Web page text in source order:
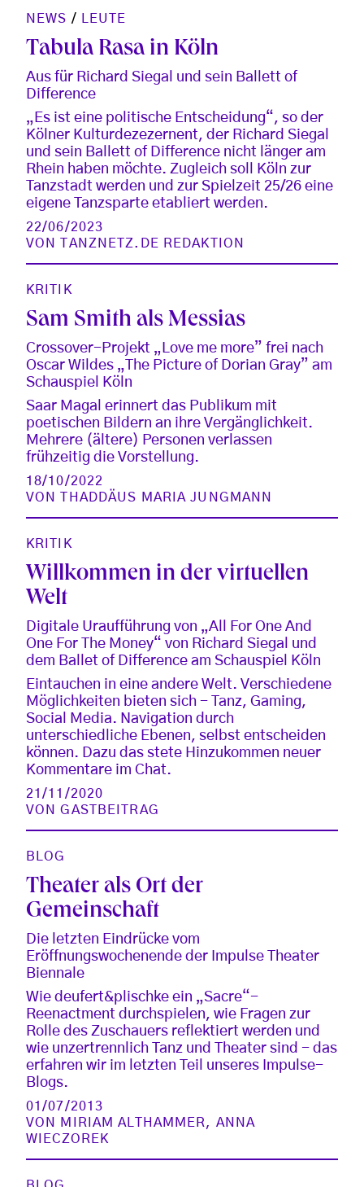
NEWS / LEUTE
Tabula Rasa in Köln
Aus für Richard Siegal und sein Ballett of
Difference
„Es ist eine politische Entscheidung“, so der
Kölner Kulturdezezernent, der Richard Siegal
und sein Ballett of Difference nicht länger am
Rhein haben möchte. Zugleich soll Köln zur
Tanzstadt werden und zur Spielzeit 25/26 eine
eigene Tanzsparte etabliert werden.
22/06/2023
VON
TANZNETZ.DE REDAKTION
KRITIK
Sam Smith als Messias
Crossover-Projekt „Love me more” frei nach
Oscar Wildes „The Picture of Dorian Gray” am
Schauspiel Köln
Saar Magal erinnert das Publikum mit
poetischen Bildern an ihre Vergänglichkeit.
Mehrere (ältere) Personen verlassen
frühzeitig die Vorstellung.
18/10/2022
VON
THADDÄUS MARIA JUNGMANN
KRITIK
Willkommen in der virtuellen
Welt
Digitale Uraufführung von „All For One And
One For The Money“ von Richard Siegal und
dem Ballet of Difference am Schauspiel Köln
Eintauchen in eine andere Welt. Verschiedene
Möglichkeiten bieten sich - Tanz, Gaming,
Social Media. Navigation durch
unterschiedliche Ebenen, selbst entscheiden
können. Dazu das stete Hinzukommen neuer
Kommentare im Chat.
21/11/2020
VONGASTBEITRAG
BLOG
Theater als Ort der
Gemeinschaft
Die letzten Eindrücke vom
Eröffnungswochenende der Impulse Theater
Biennale
Wie deufert&plischke ein „Sacre“-
Reenactment durchspielen, wie Fragen zur
Rolle des Zuschauers reflektiert werden und
wie unzertrennlich Tanz und Theater sind - das
erfahren wir im letzten Teil unseres Impulse-
Blogs.
01/07/2013
VON MIRIAM ALTHAMMER , ANNA
WIECZOREK